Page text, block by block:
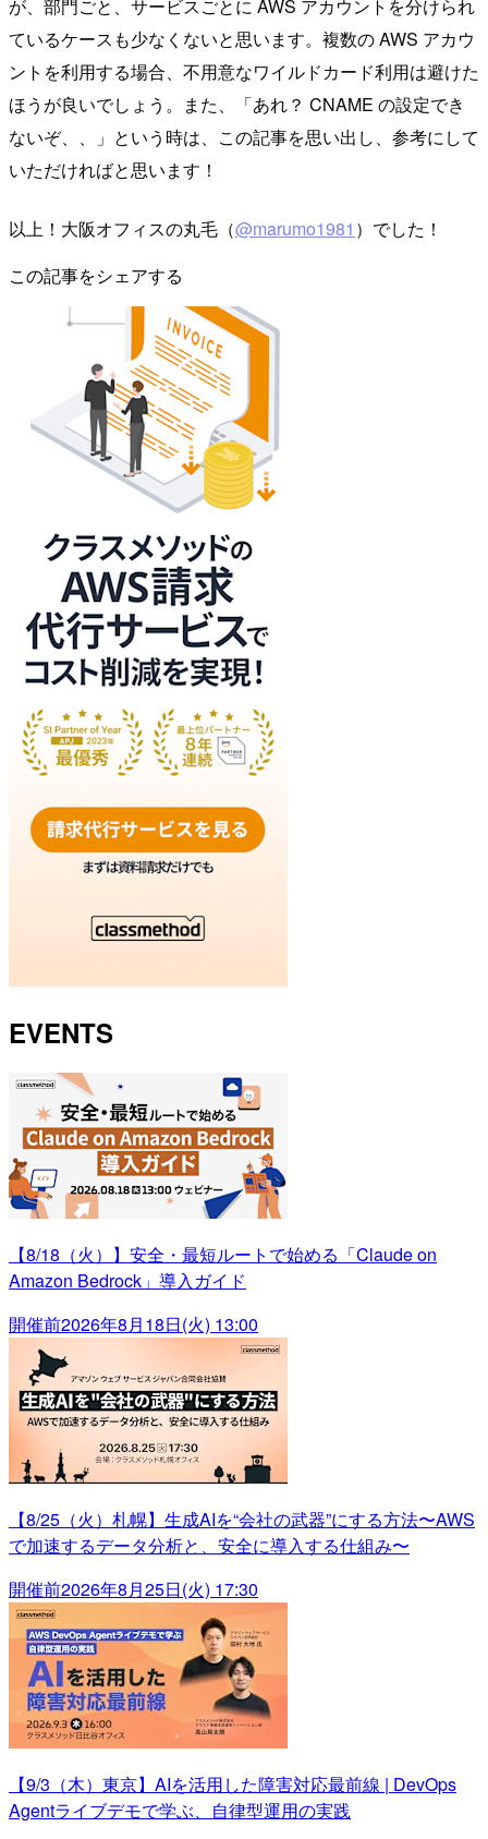
が、部門ごと、サービスごとに AWS アカウントを分けられ
ているケースも少なくないと思います。複数の AWS アカウ
ントを利用する場合、不用意なワイルドカード利用は避けた
ほうが良いでしょう。また、「あれ？ CNAME の設定でき
ないぞ、、」という時は、この記事を思い出し、参考にして
いただければと思います！
以上！大阪オフィスの丸毛（@marumo1981 ）でした！
この記事をシェアする
EVENTS
【8/18（火）】安全・最短ルートで始める「Claude on
Amazon Bedrock」導入ガイド
開催前2026年8月18日(火) 13:00
【8/25（火）札幌】生成AIを“会社の武器”にする方法〜AWS
で加速するデータ分析と、安全に導入する仕組み〜
開催前2026年8月25日(火) 17:30
【9/3（木）東京】AIを活用した障害対応最前線 | DevOps
Agentライブデモで学ぶ、自律型運用の実践